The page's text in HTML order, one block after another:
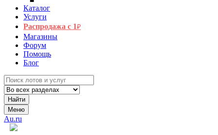
Каталог
Услуги
Распродажа с 1₽
Магазины
Форум
Помощь
Блог
Найти
Меню
Au.ru